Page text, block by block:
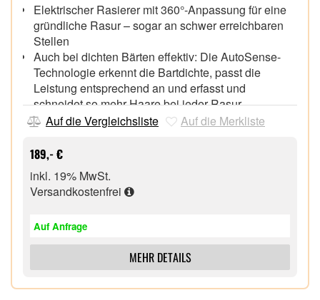
Elektrischer Rasierer mit 360°-Anpassung für eine
gründliche Rasur – sogar an schwer erreichbaren
Stellen
Auch bei dichten Bärten effektiv: Die AutoSense-
Technologie erkennt die Bartdichte, passt die
Leistung entsprechend an und erfasst und
schneidet so mehr Haare bei jeder Rasur
Lithium-Ionen-Akku für bis zu 3 Wochen Rasur (50
komplette Rasur
100% wasserdichter elektrischer Rasierer für Nass-
und Trockenrasur
Inklusive Reinigungsstation und Präzisionstrimmer-
Koteletten
Auf die Vergleichsliste Auf die Merkliste
189,- €
inkl. 19% MwSt.
Versandkostenfrei
Auf Anfrage
MEHR DETAILS